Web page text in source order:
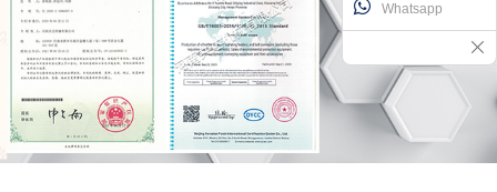
Whatsapp